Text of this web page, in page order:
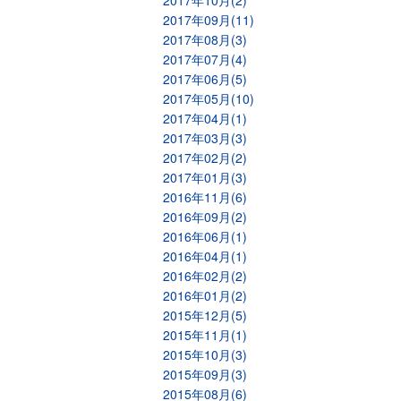
2017年09月(11)
2017年08月(3)
2017年07月(4)
2017年06月(5)
2017年05月(10)
2017年04月(1)
2017年03月(3)
2017年02月(2)
2017年01月(3)
2016年11月(6)
2016年09月(2)
2016年06月(1)
2016年04月(1)
2016年02月(2)
2016年01月(2)
2015年12月(5)
2015年11月(1)
2015年10月(3)
2015年09月(3)
2015年08月(6)